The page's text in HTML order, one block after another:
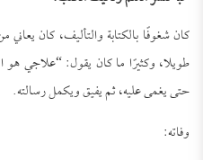
كان شغوفًا بالكتابة والتأليف، كان
طويلا، وكثيرًا ما كان يقول: “علاجي هو
حتى يغمى عليه، ثم يفيق ويكمل رسالته.
وفاته: